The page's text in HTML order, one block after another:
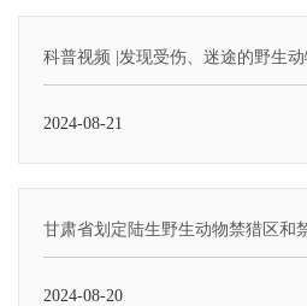
科普视频 |发现受伤、迷途的野生
2024-08-21
甘肃省划定陆生野生动物禁猎区和
2024-08-20